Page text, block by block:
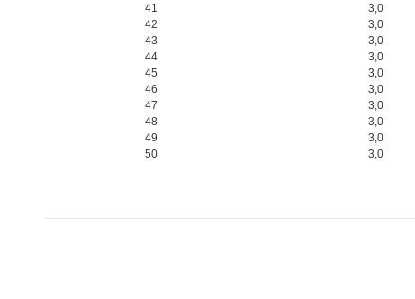
41
3,0
42
3,0
43
3,0
44
3,0
45
3,0
46
3,0
47
3,0
48
3,0
49
3,0
50
3,0